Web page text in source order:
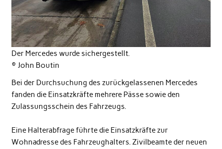
Der Mercedes wurde sichergestellt.
© John Boutin
Bei der Durchsuchung des zurückgelassenen Mercedes
fanden die Einsatzkräfte mehrere Pässe sowie den
Zulassungsschein des Fahrzeugs.
Eine Halterabfrage führte die Einsatzkräfte zur
Wohnadresse des Fahrzeughalters. Zivilbeamte der neuen